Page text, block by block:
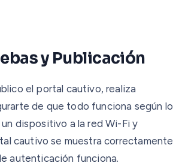
y Publicación
el portal cautivo, realiza
de que todo funciona según lo
dispositivo a la red Wi-Fi y
cautivo se muestra correctamente
autenticación funciona.